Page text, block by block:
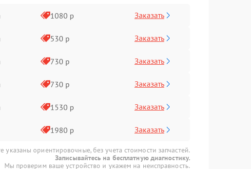
1080 р Заказать
530 р Заказать
730 р Заказать
730 р Заказать
1530 р Заказать
1980 р Заказать
указаны ориентировочные, без учета стоимости запчастей.
Записывайтесь на бесплатную диагностику.
Мы проверим ваше устройство и укажем на неисправность.